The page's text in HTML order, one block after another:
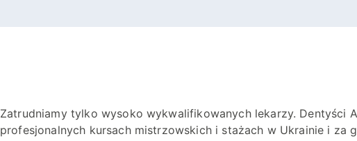
Zatrudniamy tylko wysoko wykwalifikowanych lekarzy. Dentyści
profesjonalnych kursach mistrzowskich i stażach w Ukrainie i za